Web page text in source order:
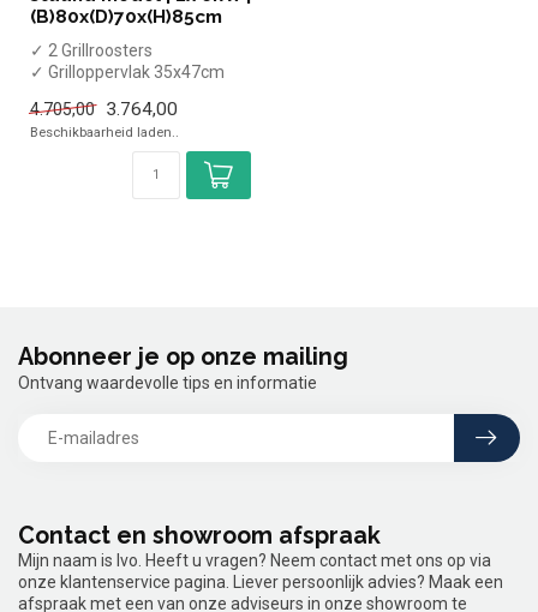
(B)80x(D)70x(H)85cm
✓ 2 Grillroosters
✓ Grilloppervlak 35x47cm
✓ 2x6 kW
✓ 400 Vol...
4.705,00 3.764,00
Beschikbaarheid laden..
Contact en showroom afspraak
Mijn naam is Ivo. Heeft u vragen? Neem contact met ons op via
onze klantenservice pagina. Liever persoonlijk advies? Maak een
afspraak met een van onze adviseurs in onze showroom te
Abonneer je op onze mailing
Ontvang waardevolle tips en informatie